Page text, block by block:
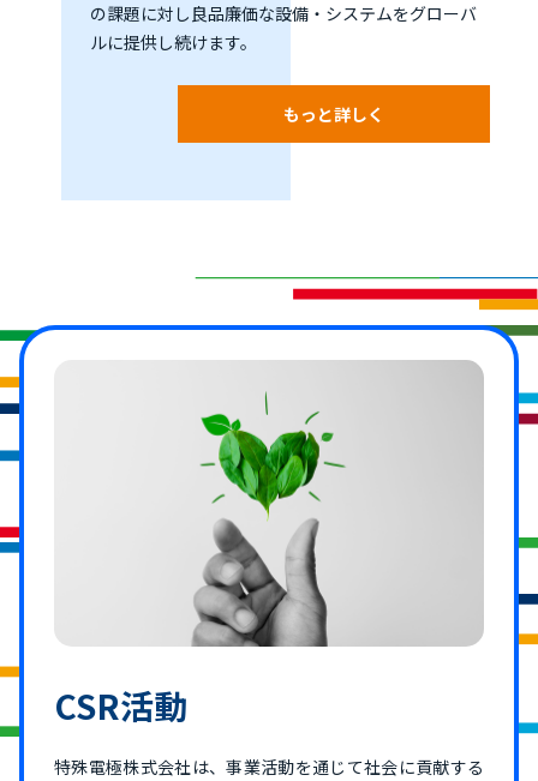
の課題に対し良品廉価な設備・システムをグローバ
ルに提供し続けます。
もっと詳しく
CSR活動
特殊電極株式会社は、事業活動を通じて社会に貢献する